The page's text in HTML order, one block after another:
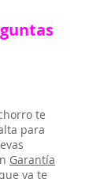
te
para
Garantía
ya te